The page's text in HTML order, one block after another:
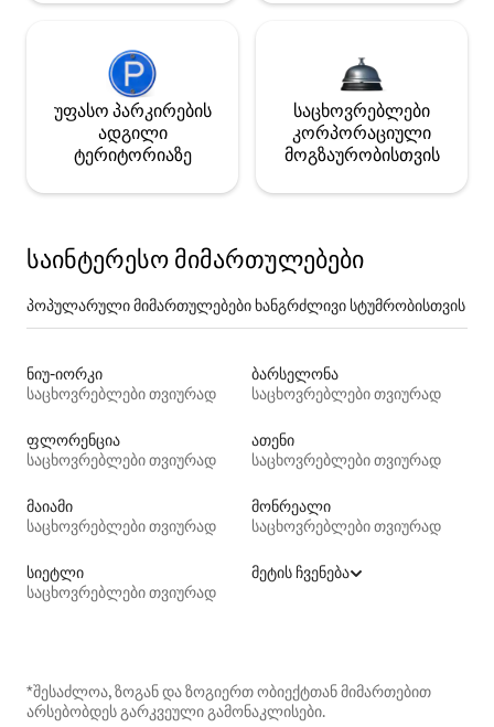
უფასო პარკირების
ადგილი
ტერიტორიაზე
საცხოვრებლები
კორპორაციული
მოგზაურობისთვის
საინტერესო მიმართულებები
პოპულარული მიმართულებები ხანგრძლივი სტუმრობისთვის
ნიუ-იორკი
საცხოვრებლები თვიურად
ბარსელონა
საცხოვრებლები თვიურად
ფლორენცია
საცხოვრებლები თვიურად
ათენი
საცხოვრებლები თვიურად
მაიამი
საცხოვრებლები თვიურად
მონრეალი
საცხოვრებლები თვიურად
სიეტლი
საცხოვრებლები თვიურად
მეტის ჩვენება
*შესაძლოა, ზოგან და ზოგიერთ ობიექტთან მიმართებით
არსებობდეს გარკვეული გამონაკლისები.